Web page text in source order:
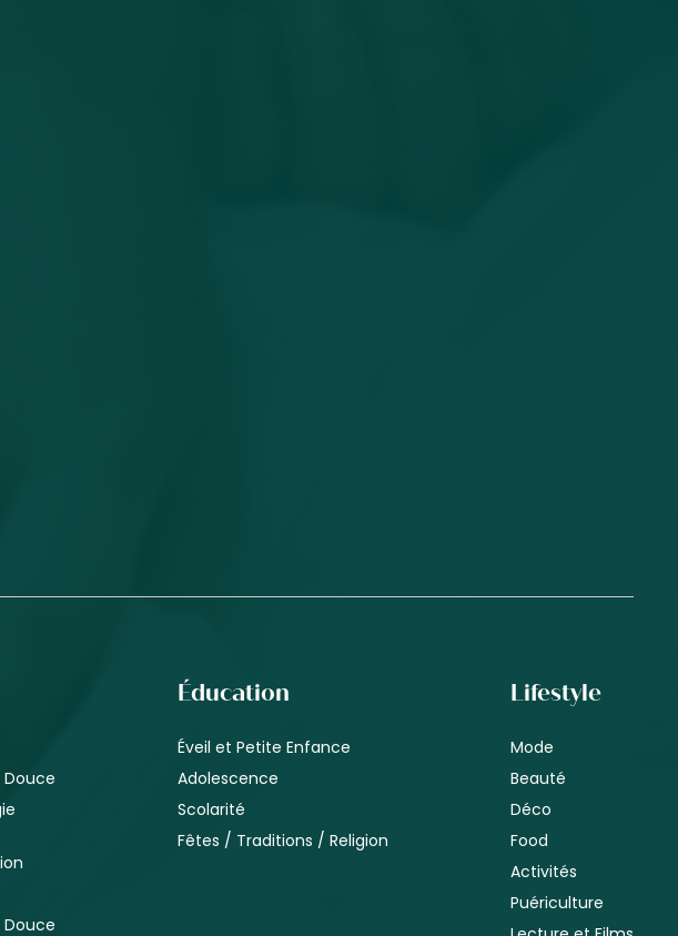
Éducation
Éveil et Petite Enfance
Adolescence
Scolarité
Fêtes / Traditions / Religion
Lifestyle
Mode
Beauté
Déco
Food
Activités
Puériculture